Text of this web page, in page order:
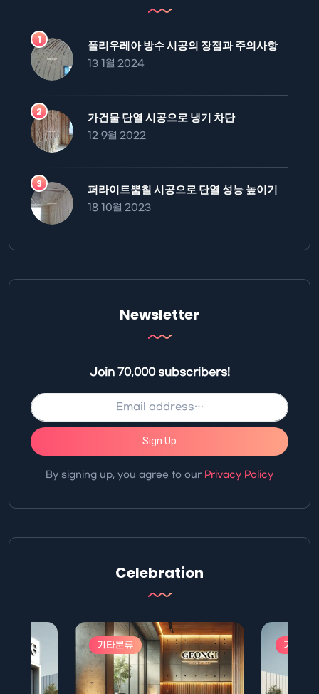
폴리우레아 방수 시공의 장점과 주의사항
13 1월 2024
가건물 단열 시공으로 냉기 차단
12 9월 2022
퍼라이트뿜칠 시공으로 단열 성능 높이기
18 10월 2023
Newsletter
Join 70,000 subscribers!
Sign Up
By signing up, you agree to our Privacy Policy
Celebration
기타분류 기타분